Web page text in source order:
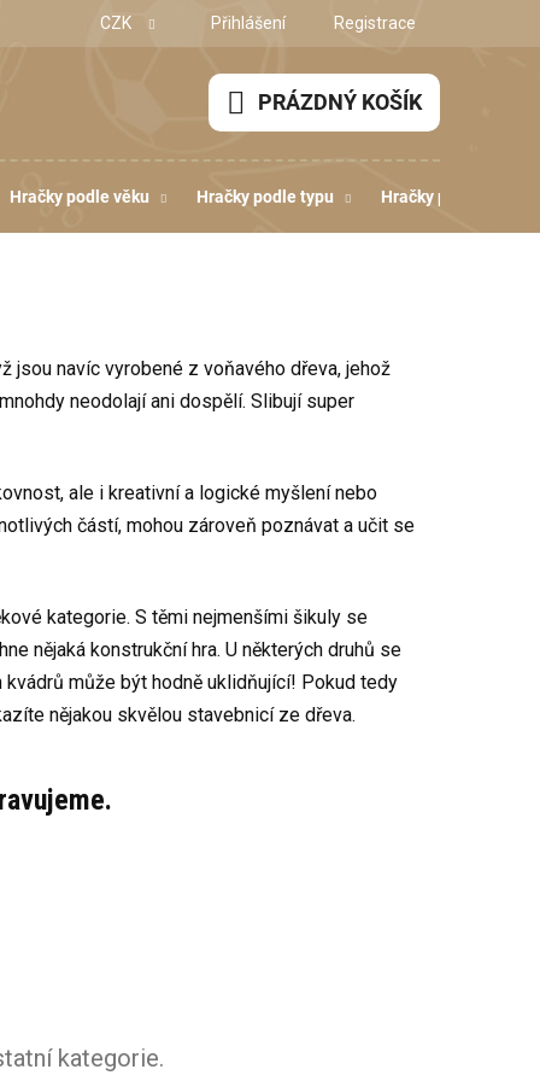
CZK Přihlášení Registrace
NÁKUPNÍ
KOŠÍK
PRÁZDNÝ KOŠÍK
Hračky podle věku Hračky podle typu Hračky podle
jsou navíc vyrobené z voňavého dřeva, jehož
neodolají ani dospělí. Slibují super
ale i kreativní a logické myšlení nebo
částí, mohou zároveň poznávat a učit se
kategorie. S těmi nejmenšími šikuly se
nějaká konstrukční hra. U některých druhů se
může být hodně uklidňující! Pokud tedy
nějakou skvělou stavebnicí ze dřeva.
kategorie.